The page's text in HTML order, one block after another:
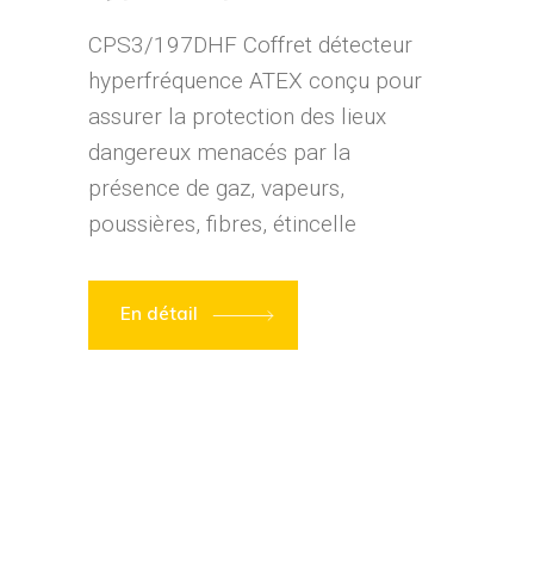
CPS3/197DHF Coffret détecteur
hyperfréquence ATEX conçu pour
assurer la protection des lieux
dangereux menacés par la
présence de gaz, vapeurs,
poussières, fibres, étincelle
En détail